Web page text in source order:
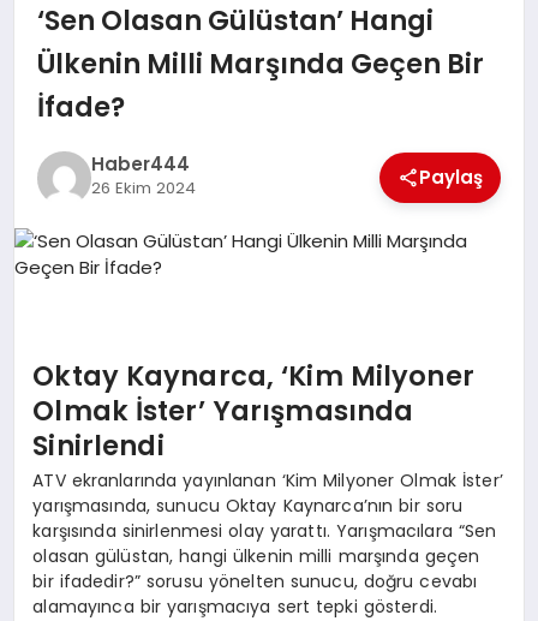
EKONOMI
SPOR
TEKNOLOJI
MAGAZIN
‘Sen Olasan Gülüstan’ Hangi
Ülkenin Milli Marşında Geçen Bir
İfade?
Haber444
26 Ekim 2024 Paylaş
Oktay Kaynarca, ‘Kim Milyoner
Olmak İster’ Yarışmasında
Sinirlendi
ATV ekranlarında yayınlanan ‘Kim Milyoner Olmak İster’
yarışmasında, sunucu Oktay Kaynarca’nın bir soru
karşısında sinirlenmesi olay yarattı. Yarışmacılara “Sen
olasan gülüstan, hangi ülkenin milli marşında geçen
bir ifadedir?” sorusu yönelten sunucu, doğru cevabı
alamayınca bir yarışmacıya sert tepki gösterdi.